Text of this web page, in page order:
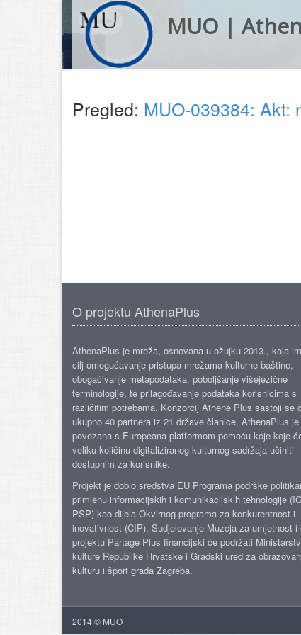
MUO |
Pregled: MUO-039384: Akt:
O projektu AthenaPlus
AthenaPlus je mreža, osnovana u ožujku 2013., koja
cilj omogućavanje pristupa mrežama kulturne baštine,
obogaćivanje metapodataka, poboljšanje višejezične
terminologije, te prilagođavanje podataka korisnicima s
različitim potrebama. Konzorcij Athene Plus sastoji se
ukupno 40 partnera iz 21 države članice. AthenaPlus
povezana s Europeana platformom pomoću koje koje
veliku količinu digitaliziranog kulturnog sadržaja učiniti
dostupnim za korisnike.
Projekt je dobio sredstva EU Programa podrške
primjenu informacijskih i komunikacijskih tehnologije
PSP) kao dijela Okvirnog programa za konkurentnost i
inovativnost (CIP). Sudjelovanje Muzeja za umjetnost i
projektu Partage Plus financijski će podržati
kulture Republike Hrvatske i Gradski ured za
kulturu i šport grada Zagreba.
2014 © MUO